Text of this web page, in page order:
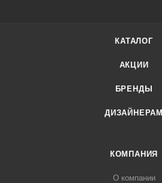
КАТАЛОГ
АКЦИИ
БРЕНДЫ
ДИЗАЙНЕРАМ
КОМПАНИЯ
О компании